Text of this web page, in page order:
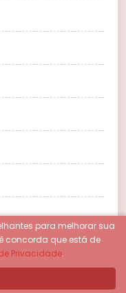
para melhorar sua
concorda que está de
Privacidade.